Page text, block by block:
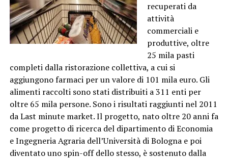
recuperati da
attività
commerciali e
produttive, oltre
25 mila pasti
completi dalla ristorazione collettiva, a cui si
aggiungono farmaci per un valore di 101 mila euro. Gli
alimenti raccolti sono stati distribuiti a 311 enti per
oltre 65 mila persone. Sono i risultati raggiunti nel 2011
da Last minute market. Il progetto, nato oltre 20 anni fa
come progetto di ricerca del dipartimento di Economia
e Ingegneria Agraria dell’Università di Bologna e poi
diventato uno spin-off dello stesso, è sostenuto dalla